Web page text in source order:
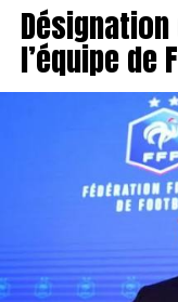
l’équipe de